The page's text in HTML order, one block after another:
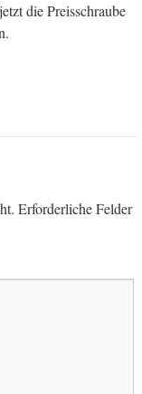
die Preisschraube
Erforderliche Felder